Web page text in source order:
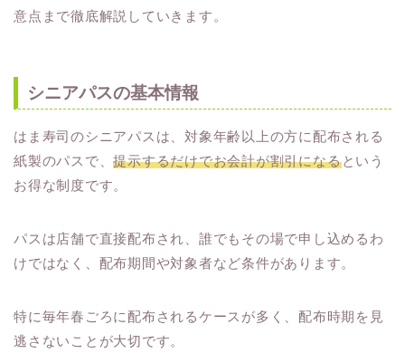
意点まで徹底解説していきます。
シニアパスの基本情報
はま寿司のシニアパスは、対象年齢以上の方に配布される
紙製のパスで、提示するだけでお会計が割引になるという
お得な制度です。
パスは店舗で直接配布され、誰でもその場で申し込めるわ
けではなく、配布期間や対象者など条件があります。
特に毎年春ごろに配布されるケースが多く、配布時期を見
逃さないことが大切です。